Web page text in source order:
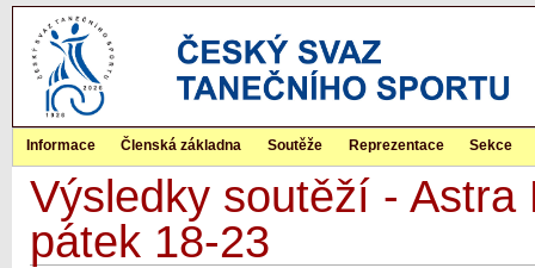
Informace Členská základna Soutěže Reprezentace Sekce
Výsledky soutěží -
pátek 18-23